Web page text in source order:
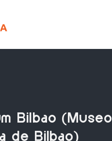
Bilbao (Museo
de Bilbao)